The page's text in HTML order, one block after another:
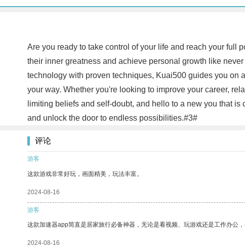
Are you ready to take control of your life and reach your full
their inner greatness and achieve personal growth like
technology with proven techniques, Kuai500 guides you on
your way. Whether you're looking to improve your career,
limiting beliefs and self-doubt, and hello to a new you that
and unlock the door to endless possibilities.#3#
评论
游客
这款游戏非常好玩，画面精美，玩法丰富。
2024-08-16
游客
这款加速器app简直是居家旅行必备神器，无论是看视频、玩游戏还是工作办公
2024-08-16